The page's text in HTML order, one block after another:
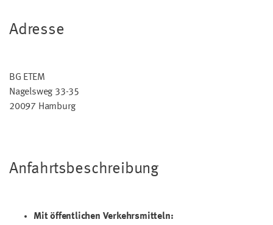
Adresse
BG ETEM
Nagelsweg 33-35
20097 Hamburg
Anfahrtsbeschreibung
Mit öffentlichen Verkehrsmitteln: